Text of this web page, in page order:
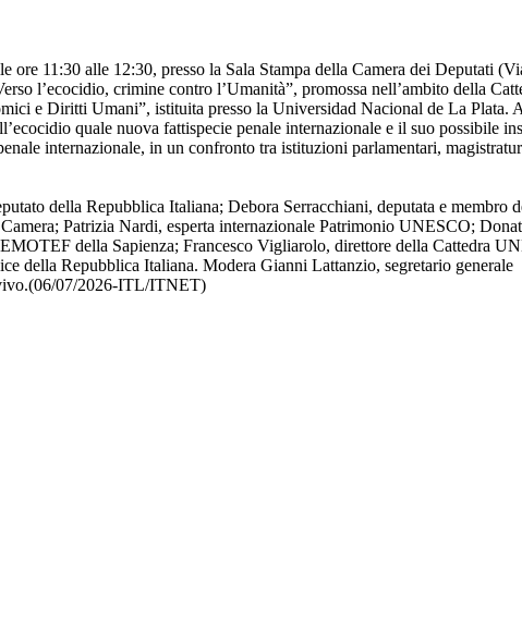
ore 11:30 alle 12:30, presso la Sala Stampa della Camera dei Deputati
l’ecocidio, crimine contro l’Umanità”, promossa nell’ambito della
e Diritti Umani”, istituita presso la Universidad Nacional de La Plata.
quale nuova fattispecie penale internazionale e il suo possibile
internazionale, in un confronto tra istituzioni parlamentari,
della Repubblica Italiana; Debora Serracchiani, deputata e membro
Patrizia Nardi, esperta internazionale Patrimonio UNESCO;
della Sapienza; Francesco Vigliarolo, direttore della Cattedra
della Repubblica Italiana. Modera Gianni Lattanzio, segretario generale
07/2026-ITL/ITNET)